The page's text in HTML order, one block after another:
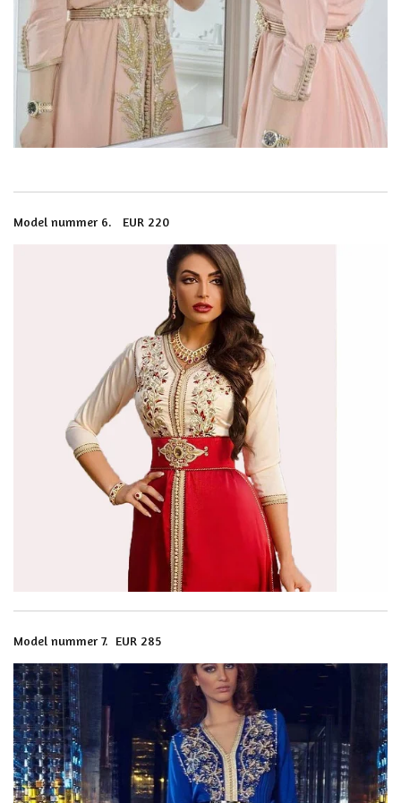
Model nummer 6. EUR 220
Model nummer 7. EUR 285